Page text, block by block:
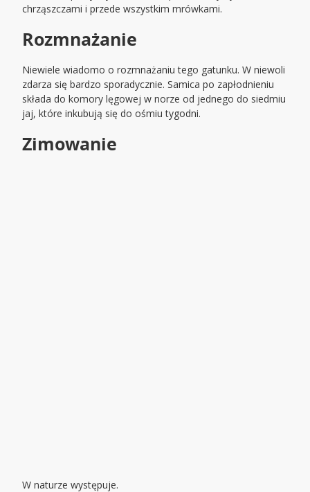
chrząszczami i przede wszystkim mrówkami.
Rozmnażanie
Niewiele wiadomo o rozmnażaniu tego gatunku. W niewoli
zdarza się bardzo sporadycznie. Samica po zapłodnieniu
składa do komory lęgowej w norze od jednego do siedmiu
jaj, które inkubują się do ośmiu tygodni.
Zimowanie
W naturze występuje.